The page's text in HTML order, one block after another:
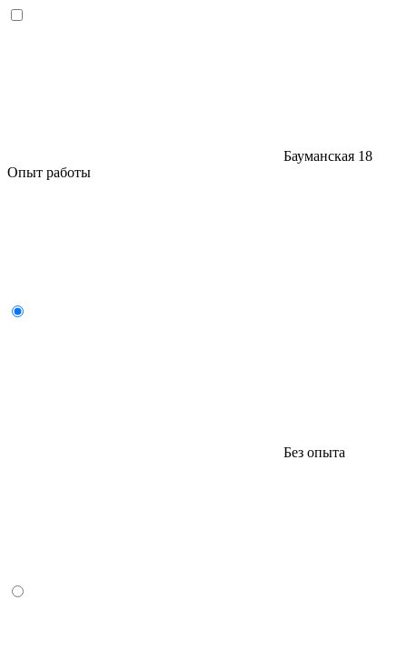
Бауманская 18
Опыт работы
Без опыта